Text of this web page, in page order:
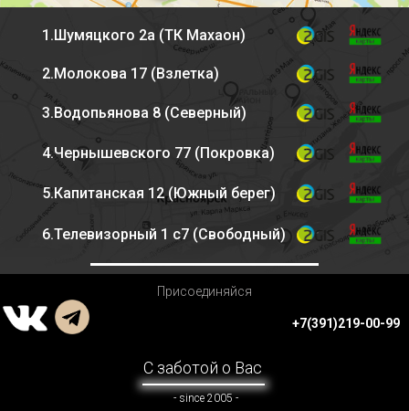
1.Шумяцкого 2а (ТК Махаон)
2.Молокова 17 (Взлетка)
3.Водопьянова 8 (Северный)
4.Чернышевского 77 (Покровка)
5.Капитанская 12 (Южный берег)
6.Телевизорный 1 с7 (Свободный)
- since 2005 -
Присоединяйся
С заботой о Вас
+7(391)219-00-99